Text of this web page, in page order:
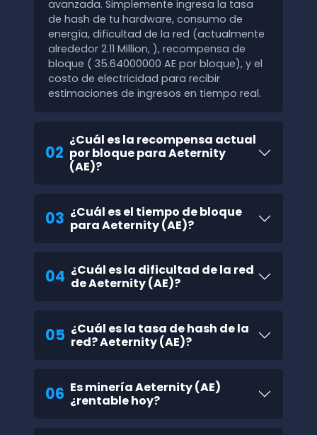
avanzada. Simplemente ingresa la tasa
de hash de tu hardware, consumo de
energía, dificultad de la red (actualmente
alrededor 2.11 Million, ), recompensa de
bloque ( 35.64000000 AE por bloque), y el
costo de electricidad para recibir
estimaciones de ingresos en tiempo real.
02
¿Cuál es la recompensa actual
por bloque para Aeternity
(AE)?
03 ¿Cuál es el tiempo de bloque
para Aeternity (AE)?
04 ¿Cuál es la dificultad de la red
de Aeternity (AE)?
05 ¿Cuál es la tasa de hash de la
red? Aeternity (AE)?
06 Es minería Aeternity (AE)
¿rentable hoy?